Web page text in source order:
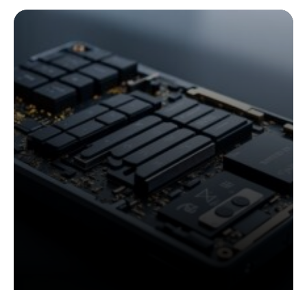
nouveau standard d’autonomie,
surpassant Tesla
7 juin 2025